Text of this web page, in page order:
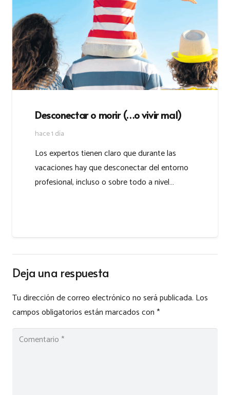
Desconectar o morir (…o vivir mal)
hace 1 día
Los expertos tienen claro que durante las
vacaciones hay que desconectar del entorno
profesional, incluso o sobre todo a nivel…
Deja una respuesta
Tu dirección de correo electrónico no será publicada. Los
campos obligatorios están marcados con*